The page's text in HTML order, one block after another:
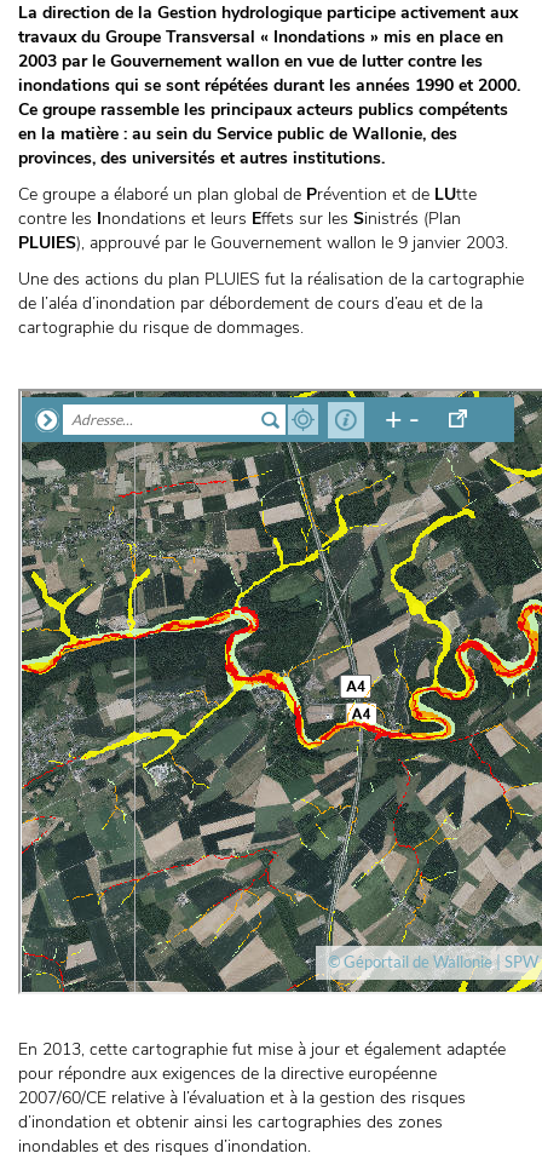
La direction de la Gestion hydrologique participe activement aux
travaux du Groupe Transversal « Inondations » mis en place en
2003 par le Gouvernement wallon en vue de lutter contre les
inondations qui se sont répétées durant les années 1990 et 2000.
Ce groupe rassemble les principaux acteurs publics compétents
en la matière : au sein du Service public de Wallonie, des
provinces, des universités et autres institutions.
Ce groupe a élaboré un plan global de Prévention et de LUtte
contre les Inondations et leurs Effets sur les Sinistrés (Plan
PLUIES), approuvé par le Gouvernement wallon le 9 janvier 2003.
Une des actions du plan PLUIES fut la réalisation de la cartographie
de l’aléa d’inondation par débordement de cours d’eau et de la
cartographie du risque de dommages.
En 2013, cette cartographie fut mise à jour et également adaptée
pour répondre aux exigences de la directive européenne
2007/60/CE relative à l’évaluation et à la gestion des risques
d’inondation et obtenir ainsi les cartographies des zones
inondables et des risques d’inondation.